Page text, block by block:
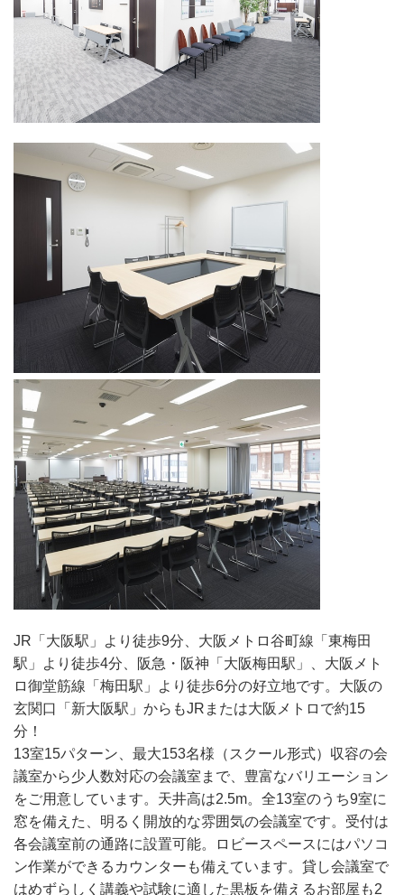
JR「大阪駅」より徒歩9分、大阪メトロ谷町線「東梅田
駅」より徒歩4分、阪急・阪神「大阪梅田駅」、大阪メト
ロ御堂筋線「梅田駅」より徒歩6分の好立地です。大阪の
玄関口「新大阪駅」からもJRまたは大阪メトロで約15
分！
13室15パターン、最大153名様（スクール形式）収容の会
議室から少人数対応の会議室まで、豊富なバリエーション
をご用意しています。天井高は2.5m。全13室のうち9室に
窓を備えた、明るく開放的な雰囲気の会議室です。受付は
各会議室前の通路に設置可能。ロビースペースにはパソコ
ン作業ができるカウンターも備えています。貸し会議室で
はめずらしく講義や試験に適した黒板を備えるお部屋も2